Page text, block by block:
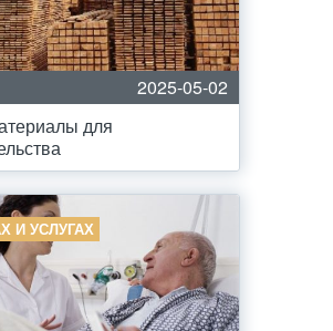
2025-05-02
для
И УСЛУГАХ